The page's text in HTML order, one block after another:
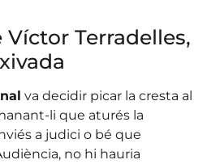
Víctor Terradelles,
va decidir picar la cresta al
li que aturés la
a judici o bé que
no hi hauria